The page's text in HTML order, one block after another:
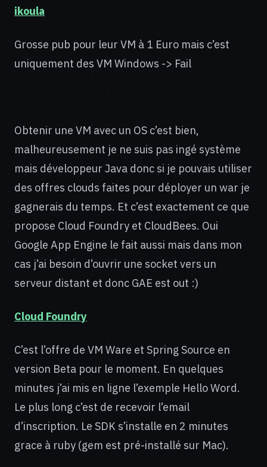
ikoula
Grosse pub pour leur VM à 1 Euro mais c’est
uniquement des VM Windows -> Fail
Obtenir une VM avec un OS c’est bien,
malheureusement je ne suis pas ingé système
mais développeur Java donc si je pouvais utiliser
des offres clouds faites pour déployer un war je
gagnerais du temps. Et c’est exactement ce que
propose Cloud Foundry et CloudBees. Oui
Google App Engine le fait aussi mais dans mon
cas j’ai besoin d’ouvrir une socket vers un
serveur distant et donc GAE est out :)
Cloud Foundry
C’est l’offre de VM Ware et Spring Source en
version Beta pour le moment. En quelques
minutes j’ai mis en ligne l’exemple Hello Word.
Le plus long c’est de recevoir l’email
d’inscription. Le SDK s’installe en 2 minutes
grace à ruby (gem est pré-installé sur Mac).